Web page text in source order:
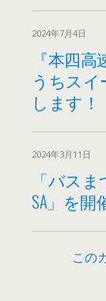
2024年7月4日
『本四
うちス
します！
2024年3月11日
「バスま
SA」を開
この